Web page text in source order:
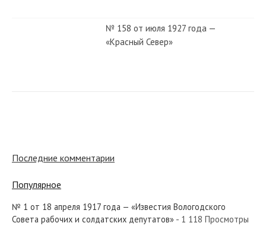
№ 158 от июля 1927 года —
«Красный Север»
рабочих и солдатских депутатов»...
Последние комментарии
Популярное
№ 1 от 18 апреля 1917 года — «Известия Вологодского
Совета рабочих и солдатских депутатов» - 1 118 Просмотры